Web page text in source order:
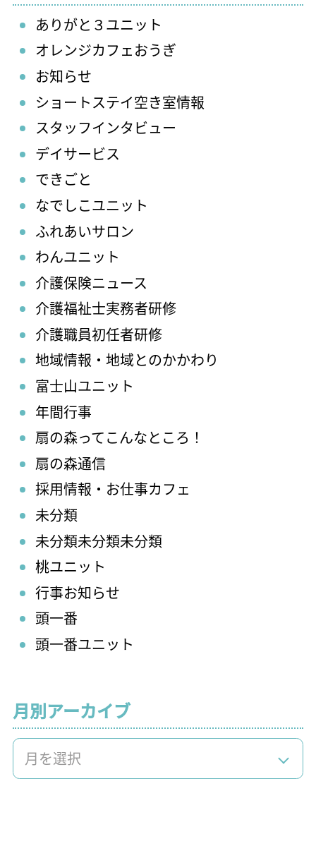
ありがと３ユニット
オレンジカフェおうぎ
お知らせ
ショートステイ空き室情報
スタッフインタビュー
デイサービス
できごと
なでしこユニット
ふれあいサロン
わんユニット
介護保険ニュース
介護福祉士実務者研修
介護職員初任者研修
地域情報・地域とのかかわり
富士山ユニット
年間行事
扇の森ってこんなところ！
扇の森通信
採用情報・お仕事カフェ
未分類
未分類未分類未分類
桃ユニット
行事お知らせ
頭一番
頭一番ユニット
月別アーカイブ